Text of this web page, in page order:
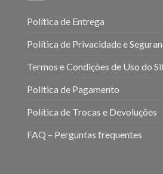
Política de Entrega
Política de Privacidade e
Termos e Condições de Uso do
Política de Pagamento
Política de Trocas e Devoluções
FAQ – Perguntas frequentes